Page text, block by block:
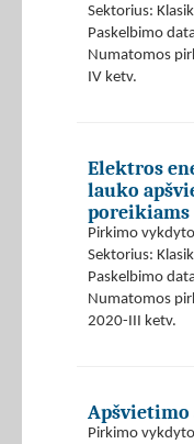
Sektorius:
Paskelbimo
Numatomos
IV ketv.
Elektros
lauko
poreikiams
Pirkimo
Sektorius:
Paskelbimo
Numatomos
2020-III ketv.
Apšvietimo
Pirkimo